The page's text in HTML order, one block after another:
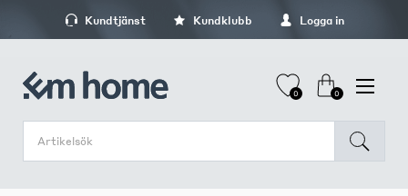
Kundtjänst Kundklubb Logga in
0 0